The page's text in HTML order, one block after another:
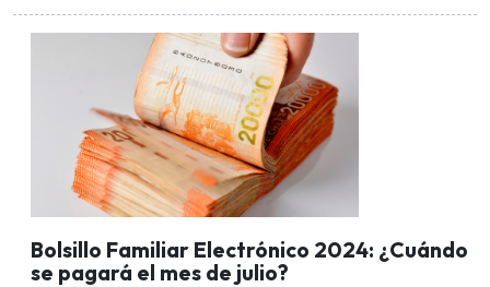
Bolsillo Familiar Electrónico 2024: ¿Cuándo
se pagará el mes de julio?